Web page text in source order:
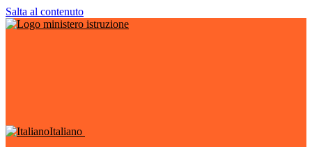
Salta al contenuto
Italiano